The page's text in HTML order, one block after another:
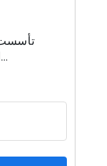
الرائدة والحاصلة علي شهادة الايزو 9001 و...